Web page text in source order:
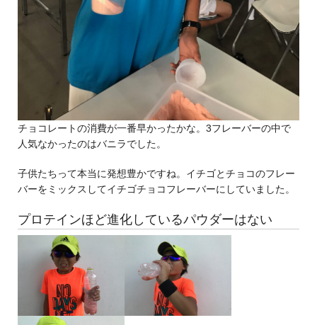
チョコレートの消費が一番早かったかな。3フレーバーの中で
人気なかったのはバニラでした。
子供たちって本当に発想豊かですね。イチゴとチョコのフレー
バーをミックスしてイチゴチョコフレーバーにしていました。
プロテインほど進化しているパウダーはない